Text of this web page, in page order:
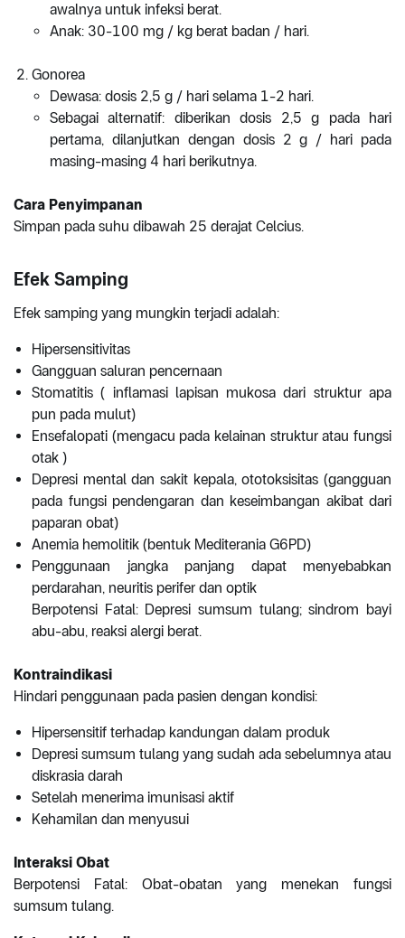
awalnya untuk infeksi berat.
Anak: 30-100 mg / kg berat badan / hari.
Gonorea
Dewasa: dosis 2,5 g / hari selama 1-2 hari.
Sebagai alternatif: diberikan dosis 2,5 g pada hari
pertama, dilanjutkan dengan dosis 2 g / hari pada
masing-masing 4 hari berikutnya.
Cara Penyimpanan
Simpan pada suhu dibawah 25 derajat Celcius.
Efek Samping
Efek samping yang mungkin terjadi adalah:
Hipersensitivitas
Gangguan saluran pencernaan
Stomatitis ( inflamasi lapisan mukosa dari struktur apa
pun pada mulut)
Ensefalopati (mengacu pada kelainan struktur atau fungsi
otak )
Depresi mental dan sakit kepala, ototoksisitas (gangguan
pada fungsi pendengaran dan keseimbangan akibat dari
paparan obat)
Anemia hemolitik (bentuk Mediterania G6PD)
Penggunaan jangka panjang dapat menyebabkan
perdarahan, neuritis perifer dan optik
Berpotensi Fatal: Depresi sumsum tulang; sindrom bayi
abu-abu, reaksi alergi berat.
Kontraindikasi
Hindari penggunaan pada pasien dengan kondisi:
Hipersensitif terhadap kandungan dalam produk
Depresi sumsum tulang yang sudah ada sebelumnya atau
diskrasia darah
Setelah menerima imunisasi aktif
Kehamilan dan menyusui
Interaksi Obat
Berpotensi Fatal: Obat-obatan yang menekan fungsi
sumsum tulang.